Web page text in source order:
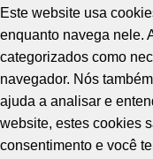
Este website usa
enquanto navega nele.
categorizados como
navegador. Nós
ajuda a analisar e
website, estes cookies
consentimento e você